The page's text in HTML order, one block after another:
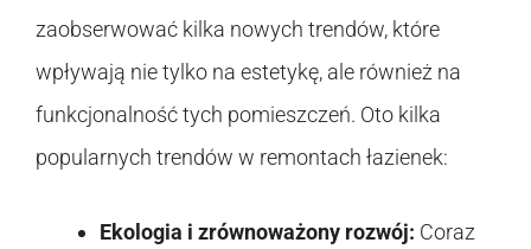
zaobserwować kilka nowych trendów, które
wpływają nie tylko na estetykę, ale również na
funkcjonalność tych pomieszczeń. Oto kilka
popularnych trendów w remontach łazienek:
Ekologia i zrównoważony rozwój: Coraz